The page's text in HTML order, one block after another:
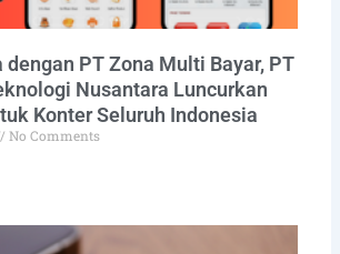
PT Zona Multi Bayar, PT
Nusantara Luncurkan
Konter Seluruh Indonesia
No Comments